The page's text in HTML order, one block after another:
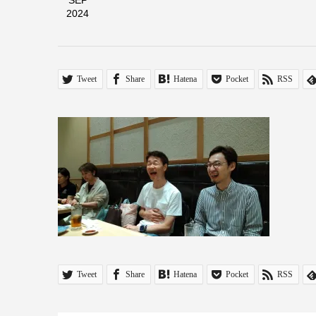
2024
Tweet Share Hatena Pocket RSS
Tweet Share Hatena Pocket RSS